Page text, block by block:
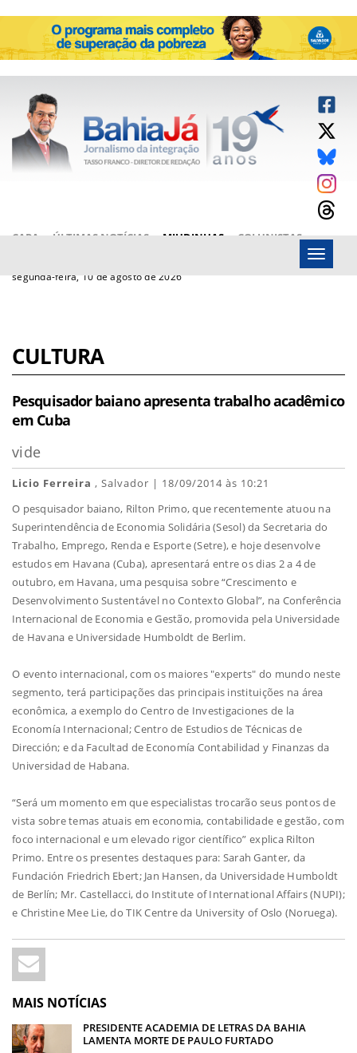
CAPA ÚLTIMAS NOTÍCIAS MIUDINHAS
COLUNISTAS
segunda-feira, 10 de agosto de 2026
Menu
CULTURA
Pesquisador baiano apresenta trabalho acadêmico
em Cuba
vide
Licio Ferreira , Salvador | 18/09/2014 às 10:21
O pesquisador baiano, Rilton Primo, que recentemente atuou na
Superintendência de Economia Solidária (Sesol) da Secretaria do
Trabalho, Emprego, Renda e Esporte (Setre), e hoje desenvolve
estudos em Havana (Cuba), apresentará entre os dias 2 a 4 de
outubro, em Havana, uma pesquisa sobre “Crescimento e
Desenvolvimento Sustentável no Contexto Global”, na Conferência
Internacional de Economia e Gestão, promovida pela Universidade
de Havana e Universidade Humboldt de Berlim.
O evento internacional, com os maiores "experts" do mundo neste
segmento, terá participações das principais instituições na área
econômica, a exemplo do Centro de Investigaciones de la
Economía Internacional; Centro de Estudios de Técnicas de
Dirección; e da Facultad de Economía Contabilidad y Finanzas da
Universidad de Habana.
“Será um momento em que especialistas trocarão seus pontos de
vista sobre temas atuais em economia, contabilidade e gestão, com
foco internacional e um elevado rigor científico” explica Rilton
Primo. Entre os presentes destaques para: Sarah Ganter, da
Fundación Friedrich Ebert; Jan Hansen, da Universidade Humboldt
de Berlín; Mr. Castellacci, do Institute of International Affairs (NUPI);
e Christine Mee Lie, do TIK Centre da University of Oslo (Noruega).
MAIS NOTÍCIAS
PRESIDENTE ACADEMIA DE LETRAS DA BAHIA
LAMENTA MORTE DE PAULO FURTADO